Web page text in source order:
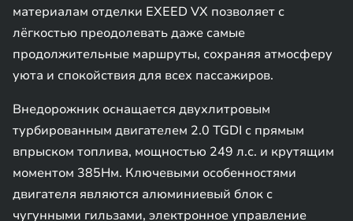
материалам отделки EXEED VX позволяет с
лёгкостью преодолевать даже самые
продолжительные маршруты, сохраняя атмосферу
уюта и спокойствия для всех пассажиров.
Внедорожник оснащается двухлитровым
турбированным двигателем 2.0 TGDI с прямым
впрыском топлива, мощностью 249 л.с. и крутящим
моментом 385Нм. Ключевыми особенностями
двигателя являются алюминиевый блок с
чугунными гильзами, электронное управление